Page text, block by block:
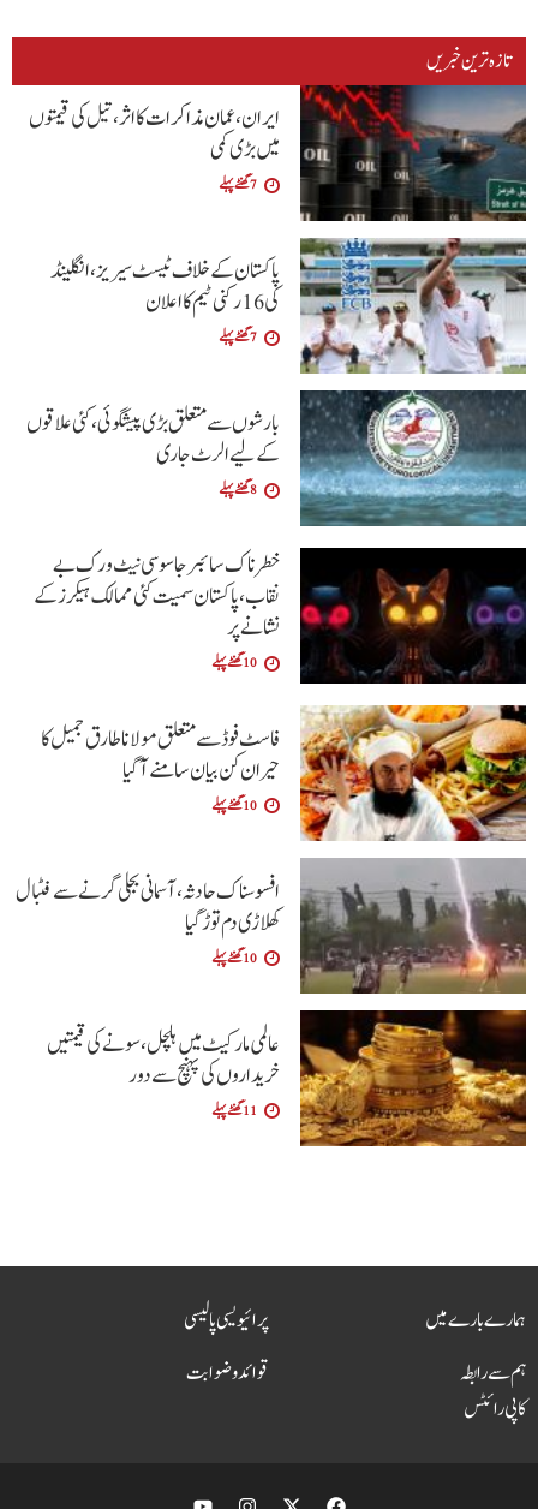
تازہ ترین خبریں
ایران، عمان مذاکرات کا اثر، تیل کی قیمتوں
میں بڑی کمی
7 گھنٹے پہلے
پاکستان کے خلاف ٹیسٹ سیریز، انگلینڈ
کی 16 رکنی ٹیم کا اعلان
7 گھنٹے پہلے
بارشوں سے متعلق بڑی پیشگوئی، کئی علاقوں
کے لیے الرٹ جاری
8 گھنٹے پہلے
خطرناک سائبر جاسوسی نیٹ ورک بے
نقاب، پاکستان سمیت کئی ممالک ہیکرز کے
نشانے پر
10 گھنٹے پہلے
فاسٹ فوڈ سے متعلق مولانا طارق جمیل کا
حیران کن بیان سامنے آگیا
10 گھنٹے پہلے
افسوسناک حادثہ، آسمانی بجلی گرنے سے فٹبال
کھلاڑی دم توڑ گیا
10 گھنٹے پہلے
عالمی مارکیٹ میں ہلچل، سونے کی قیمتیں
خریداروں کی پہنچ سے دور
11 گھنٹے پہلے
ہمارے بارے میں
ہم سے رابطہ
پرائیویسی پالیسی
قوائد و ضوابت
کاپی رائٹس